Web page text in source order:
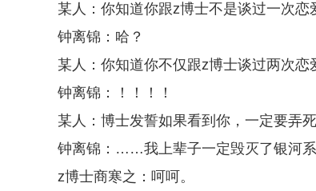
某人：你知道你跟z博士不是谈过一次恋
钟离锦：哈？
某人：你知道你不仅跟z博士谈过两次恋
钟离锦：！！！！
某人：博士发誓如果看到你，一定要弄死
钟离锦：……我上辈子一定毁灭了银河系
z博士商寒之：呵呵。